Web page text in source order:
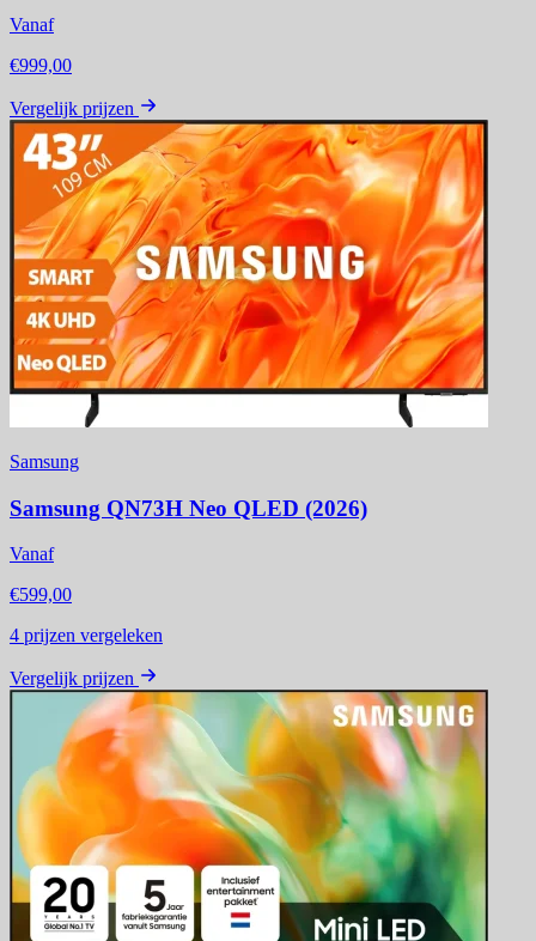
Vanaf
€999,00
Vergelijk prijzen
Samsung
Samsung QN73H Neo QLED (2026)
Vanaf
€599,00
4 prijzen vergeleken
Vergelijk prijzen